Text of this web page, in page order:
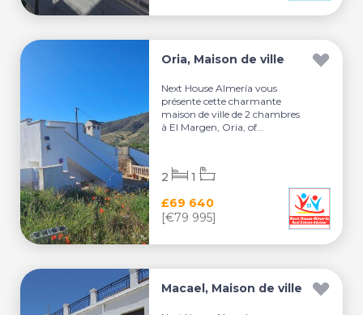
Oria, Maison de ville
Next House Almería vous
présente cette charmante
maison de ville de 2 chambres
à El Margen, Oria, of...
£69 640
[€79 995]
2 1
Macael, Maison de ville